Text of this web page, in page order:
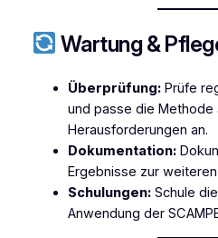
Wartung &
Überprüfung:Prüfe
und passe die Methode
Herausforderungen an.
Dokumentation:
Ergebnisse zur
Schulungen:Schule
Anwendung der